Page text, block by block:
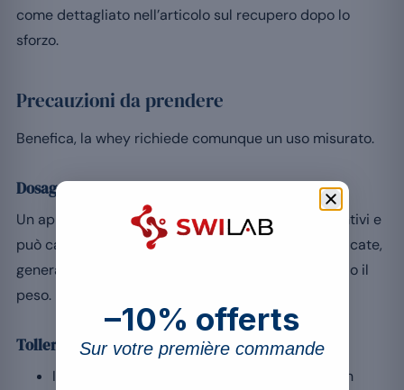
come dettagliato nell’articolo sul recupero dopo lo
sforzo.
Precauzioni da prendere
Benefica, la whey richiede comunque un uso misurato.
Dosaggio
Un apporto eccessivo non apporta benefici aggiuntivi e
può causare disturbi digestivi. Rispetta le dosi indicate,
generalmente 20-30 g dopo l’allenamento secondo il
peso.
Tolleranza e interazioni
In caso di intolleranza al lattosio, preferisci un
–10% offerts
Sur votre première commande